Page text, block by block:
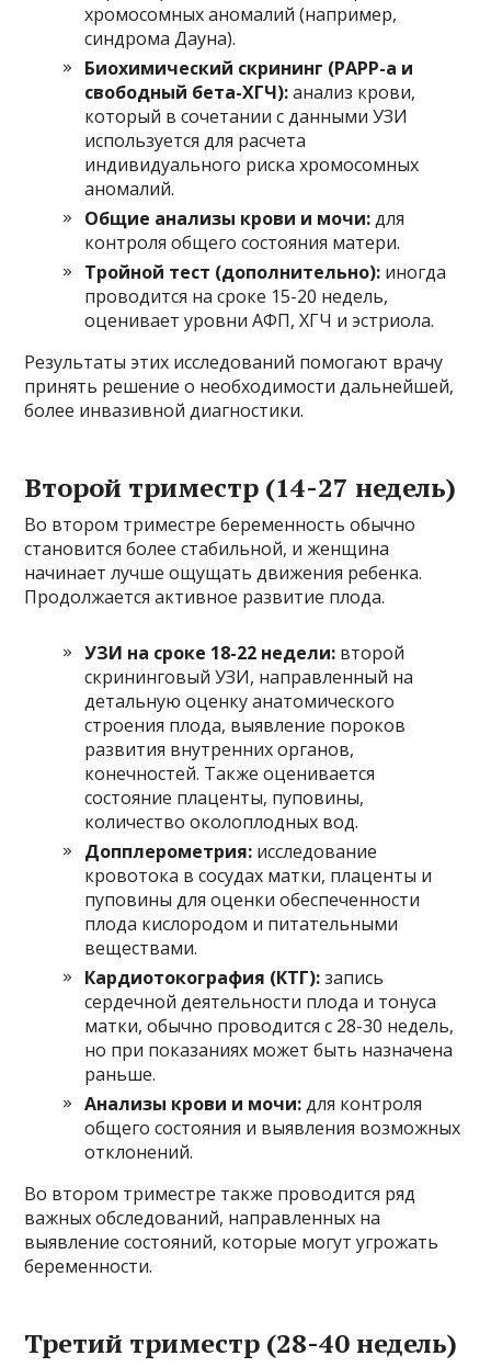
хромосомных аномалий (например,
синдрома Дауна).
Биохимический скрининг (PAPP-a и
свободный бета-ХГЧ):анализ крови,
который в сочетании с данными УЗИ
используется для расчета
индивидуального риска хромосомных
аномалий.
Общие анализы крови и мочи:для
контроля общего состояния матери.
Тройной тест (дополнительно): иногда
проводится на сроке 15-20 недель,
оценивает уровни АФП, ХГЧ и эстриола.
Результаты этих исследований помогают врачу
принять решение о необходимости дальнейшей,
более инвазивной диагностики.
Второй триместр (14-27 недель)
Во втором триместре беременность обычно
становится более стабильной, и женщина
начинает лучше ощущать движения ребенка.
Продолжается активное развитие плода.
УЗИ на сроке 18-22 недели: второй
скрининговый УЗИ, направленный на
детальную оценку анатомического
строения плода, выявление пороков
развития внутренних органов,
конечностей. Также оценивается
состояние плаценты, пуповины,
количество околоплодных вод.
Допплерометрия: исследование
кровотока в сосудах матки, плаценты и
пуповины для оценки обеспеченности
плода кислородом и питательными
веществами.
Кардиотокография (КТГ):запись
сердечной деятельности плода и тонуса
матки, обычно проводится с 28-30 недель,
но при показаниях может быть назначена
раньше.
Анализы крови и мочи:для контроля
общего состояния и выявления возможных
отклонений.
Во втором триместре также проводится ряд
важных обследований, направленных на
выявление состояний, которые могут угрожать
беременности.
Третий триместр (28-40 недель)